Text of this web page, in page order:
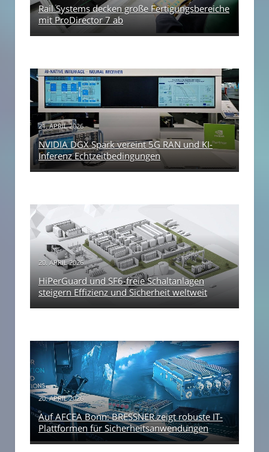
Rail Systems decken große Fertigungsbereiche
mit ProDirector 7 ab
21. APRIL 2026
NVIDIA DGX Spark vereint 5G RAN und KI-
Inferenz Echtzeitbedingungen
20. APRIL 2026
HiPerGuard und SF6-freie Schaltanlagen
steigern Effizienz und Sicherheit weltweit
20. APRIL 2026
Auf AFCEA Bonn: BRESSNER zeigt robuste IT-
Plattformen für Sicherheitsanwendungen